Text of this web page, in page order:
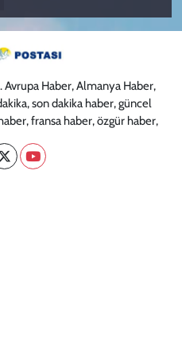
Haber, Almanya Haber,
son dakika haber, güncel
fransa haber, özgür haber,